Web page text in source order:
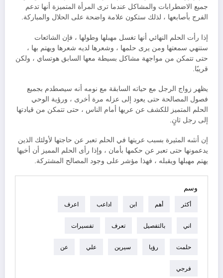
جميع الاضطرابات والمشاكل عندما ترى المرأة المتميزة أنها تدعم
الفرج بأصابعها ، لذلك ستكون علامة واضحة على الحلال والمباركة.
إذا رأت الحلم النهائي أنها تغسل مهبلها وطولها ، فإن الشائعات
ستنهي سمعتها ومن يرى حلمها ، وشعرها لديه شعرها ويهتم بها ،
حتى تتمكن من مواجهة مشاكل بسيطة معها السابق هوتساي ، ولكن
قريبًا.
يظهر زواج الرجل مع حياته السابقة مع نومه أنه سيصطدم بجميع
فصول المصالحة حتى يعود إلى عزله مرة أخرى ، ورؤية الوحي
الحلم المتميز للكشف عن عريها أمام الناس ، حتى تتمكن من قيادتها
إلى رجل ثانٍ.
إن أنثىه المثيرة بسبب عريتها في الحلم تعبر عن حاجتها لأولئك الذين
يدعمونها حتى تعبر عن حكمها بأمان ، وإذا رأى الحلم المميز أن أخيها
يهتم مهبلها ويقبله ، فهذا مؤشر على وجود المصالح المشتركة.
وسم
أكثر أهم ابن اداعب اعرف
اني بالتفصيل تعرف تفسيرات
حلمت رؤيا سيرين علي عن
فرجي